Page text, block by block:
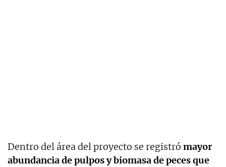
Dentro del área del proyecto se registró mayor
abundancia de pulpos y biomasa de peces que